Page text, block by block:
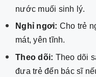
nước muối sinh lý.
Nghỉ ngơi: Cho trẻ
mát, yên tĩnh.
Theo dõi: Theo dõi
đưa trẻ đến bác sĩ